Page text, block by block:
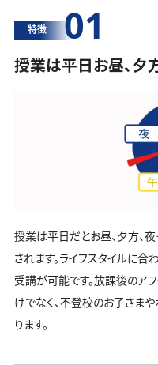
特徴 01
授業は平日お昼、夕
授業は平日だとお昼、夕方、
されます。ライフスタイルに
受講が可能です。放課後のア
けでなく、不登校のお子さま
ります。